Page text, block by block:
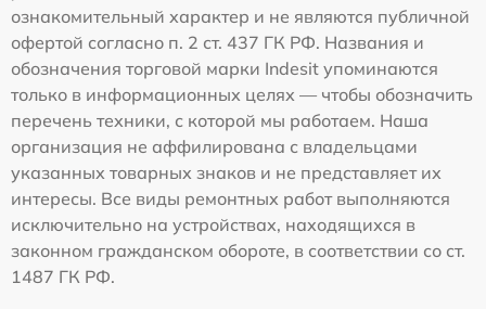
ознакомительный характер и не являются публичной
офертой согласно п. 2 ст. 437 ГК РФ. Названия и
обозначения торговой марки Indesit упоминаются
только в информационных целях — чтобы обозначить
перечень техники, с которой мы работаем. Наша
организация не аффилирована с владельцами
указанных товарных знаков и не представляет их
интересы. Все виды ремонтных работ выполняются
исключительно на устройствах, находящихся в
законном гражданском обороте, в соответствии со ст.
1487 ГК РФ.